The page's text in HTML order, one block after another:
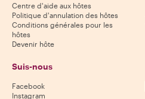
Centre d'aide aux hôtes
Politique d'annulation des hôtes
Conditions générales pour les
hôtes
Devenir hôte
Suis-nous
Facebook
Instagram